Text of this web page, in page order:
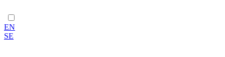
EN
SE